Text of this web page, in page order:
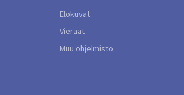
Elokuvat
Vieraat
Muu ohjelmisto